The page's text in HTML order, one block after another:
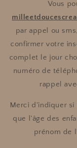
Vous
par appel ou
confirmer votre
complet le jour
numéro de
rappel
Merci d'indiquer si
que l'âge des
prénom de